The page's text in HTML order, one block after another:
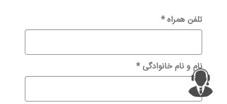
* تلفن همراه
* نام و نام خانوادگی